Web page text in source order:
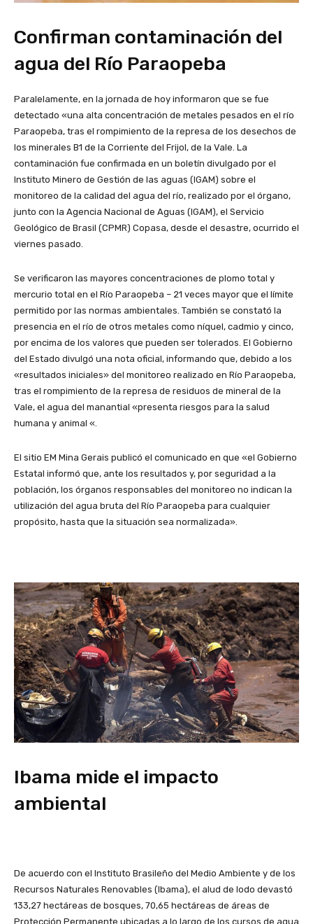
Confirman contaminación del
agua del Río Paraopeba
Paralelamente, en la jornada de hoy informaron que se fue
detectado «una alta concentración de metales pesados ​​en el río
Paraopeba, tras el rompimiento de la represa de los desechos de
los minerales B1 de la Corriente del Frijol, de la Vale. La
contaminación fue confirmada en un boletín divulgado por el
Instituto Minero de Gestión de las aguas (IGAM) sobre el
monitoreo de la calidad del agua del río, realizado por el órgano,
junto con la Agencia Nacional de Aguas (IGAM), el Servicio
Geológico de Brasil (CPMR) Copasa, desde el desastre, ocurrido el
viernes pasado.
Se verificaron las mayores concentraciones de plomo total y
mercurio total en el Río Paraopeba – 21 veces mayor que el límite
permitido por las normas ambientales. También se constató la
presencia en el río de otros metales como níquel, cadmio y cinco,
por encima de los valores que pueden ser tolerados. El Gobierno
del Estado divulgó una nota oficial, informando que, debido a los
«resultados iniciales» del monitoreo realizado en Río Paraopeba,
tras el rompimiento de la represa de residuos de mineral de la
Vale, el agua del manantial «presenta riesgos para la salud
humana y animal «.
El sitio EM Mina Gerais publicó el comunicado en que «el Gobierno
Estatal informó que, ante los resultados y, por seguridad a la
población, los órganos responsables del monitoreo no indican la
utilización del agua bruta del Río Paraopeba para cualquier
propósito, hasta que la situación sea normalizada».
Ibama mide el impacto
ambiental
De acuerdo con el Instituto Brasileño del Medio Ambiente y de los
Recursos Naturales Renovables (Ibama), el alud de lodo devastó
133,27 hectáreas de bosques, 70,65 hectáreas de áreas de
Protección Permanente ubicadas a lo largo de los cursos de agua